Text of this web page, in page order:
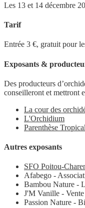
Les 13 et 14 décembre
Tarif
Entrée 3 €, gratuit pour
Exposants &
Des producteurs
conseilleront et mettront
La cour des
L'Orchidium
Parenthèse
Autres exposants
SFO Poitou-
Afabego -
Bambou Nature -
J'M Vanille -
Passion Nature -